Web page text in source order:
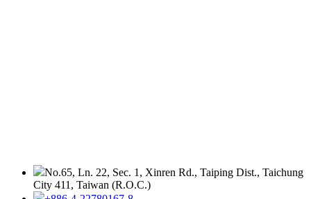
No.65, Ln. 22, Sec. 1, Xinren Rd., Taiping Dist., Taichung
City 411, Taiwan (R.O.C.)